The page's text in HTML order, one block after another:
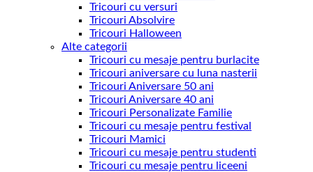
Tricouri cu versuri
Tricouri Absolvire
Tricouri Halloween
Alte categorii
Tricouri cu mesaje pentru burlacite
Tricouri aniversare cu luna nasterii
Tricouri Aniversare 50 ani
Tricouri Aniversare 40 ani
Tricouri Personalizate Familie
Tricouri cu mesaje pentru festival
Tricouri Mamici
Tricouri cu mesaje pentru studenti
Tricouri cu mesaje pentru liceeni